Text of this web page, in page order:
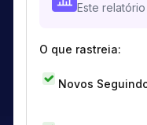
Este
O que rastreia:
Novos